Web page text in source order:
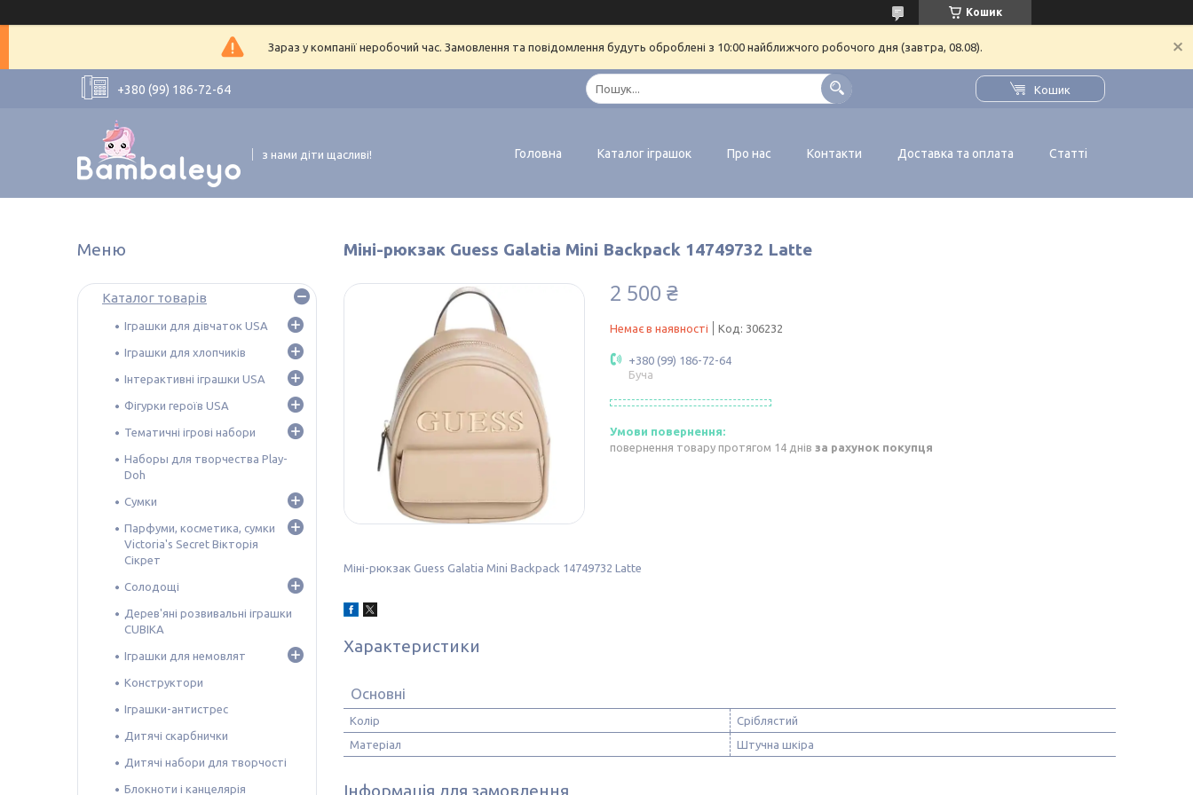
Кошик
Зараз у компанії неробочий час. Замовлення та повідомлення будуть оброблені з 10:00 найближчого робочого дня (завтра, 08.08).
+380 (99) 186-72-64 Кошик
з нами діти щасливі! Головна Каталог іграшок Про нас Контакти Доставка та оплата Статті
Міні-рюкзак Guess Galatia Mini Backpack 14749732 Latte
2 500 ₴
Немає в наявності Код: 306232
+380 (99) 186-72-64
Буча
повернення товару протягом 14 днів за рахунок покупця
Міні-рюкзак Guess Galatia Mini Backpack 14749732 Latte
Характеристики
Основні
Колір
Сріблястий
Матеріал
Штучна шкіра
Інформація для замовлення
Каталог товарів
Іграшки для дівчаток USA
Іграшки для хлопчиків
Інтерактивні іграшки USA
Фігурки героїв USA
Тематичні ігрові набори
Наборы для творчества Play-
Doh
Сумки
Парфуми, косметика, сумки
Victoria's Secret Вікторія
Сікрет
Солодощі
Дерев'яні розвивальні іграшки
CUBIKA
Іграшки для немовлят
Конструктори
Іграшки-антистрес
Дитячі скарбнички
Дитячі набори для творчості
Блокноти і канцелярія